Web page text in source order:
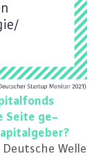
Seite ge­
Welle